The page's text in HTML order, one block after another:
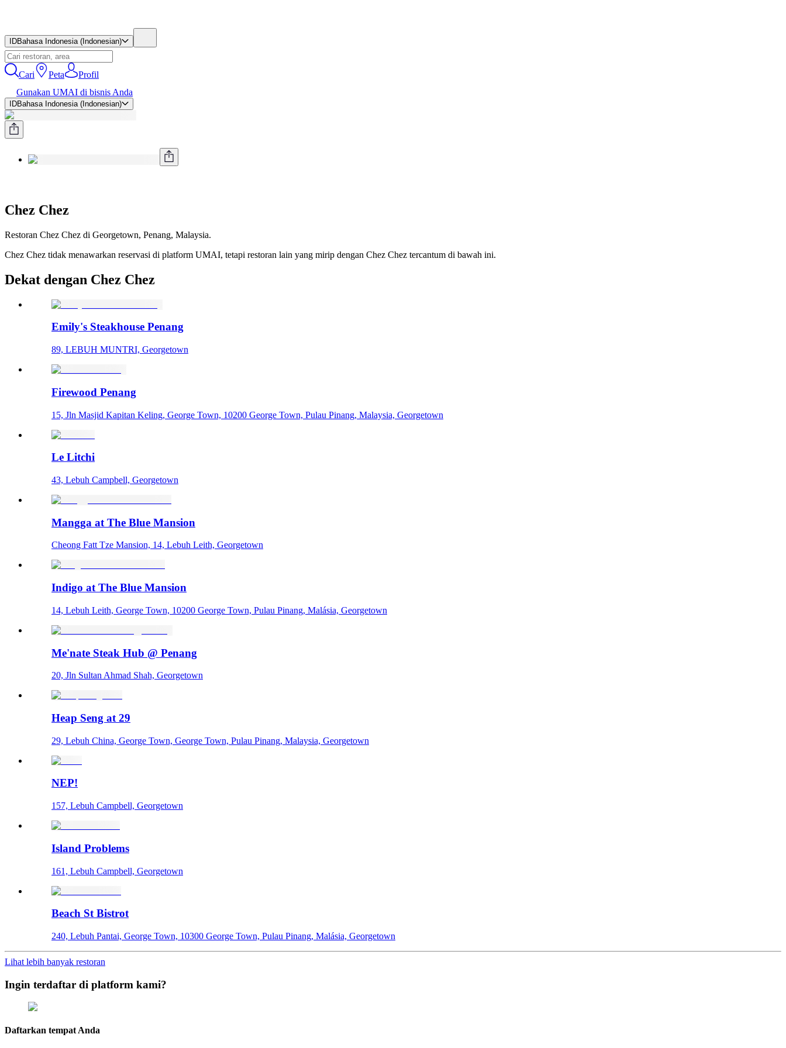
IDBahasa Indonesia (Indonesian)
Cari Peta
Profil
Gunakan UMAI di bisnis Anda
IDBahasa Indonesia (Indonesian)
Chez Chez
Restoran Chez Chez di Georgetown, Penang, Malaysia.
Chez Chez tidak menawarkan reservasi di platform UMAI, tetapi restoran lain yang mirip dengan Chez Chez tercantum di bawah ini.
Dekat dengan Chez Chez
Emily's Steakhouse Penang
89, LEBUH MUNTRI, Georgetown
Firewood Penang
15, Jln Masjid Kapitan Keling, George Town, 10200 George Town, Pulau Pinang, Malaysia, Georgetown
Le Litchi
43, Lebuh Campbell, Georgetown
Mangga at The Blue Mansion
Cheong Fatt Tze Mansion, 14, Lebuh Leith, Georgetown
Indigo at The Blue Mansion
14, Lebuh Leith, George Town, 10200 George Town, Pulau Pinang, Malásia, Georgetown
Me'nate Steak Hub @ Penang
20, Jln Sultan Ahmad Shah, Georgetown
Heap Seng at 29
29, Lebuh China, George Town, George Town, Pulau Pinang, Malaysia, Georgetown
NEP!
157, Lebuh Campbell, Georgetown
Island Problems
161, Lebuh Campbell, Georgetown
Beach St Bistrot
240, Lebuh Pantai, George Town, 10300 George Town, Pulau Pinang, Malásia, Georgetown
Lihat lebih banyak restoran
Ingin terdaftar di platform kami?
Daftarkan tempat Anda